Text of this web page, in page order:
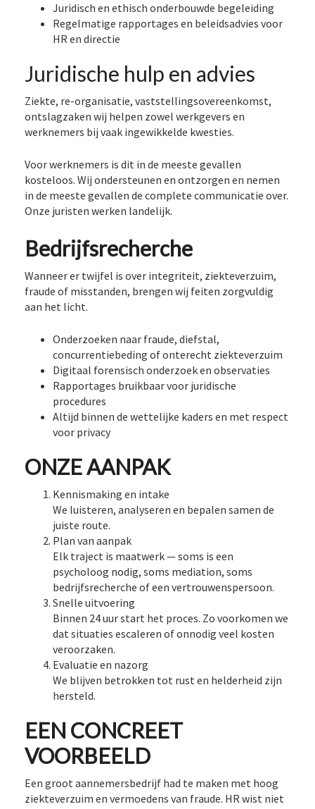
Juridisch en ethisch onderbouwde begeleiding
Regelmatige rapportages en beleidsadvies voor
HR en directie
Juridische hulp en advies
Ziekte, re-organisatie, vaststellingsovereenkomst,
ontslagzaken wij helpen zowel werkgevers en
werknemers bij vaak ingewikkelde kwesties.
Voor werknemers is dit in de meeste gevallen
kosteloos. Wij ondersteunen en ontzorgen en nemen
in de meeste gevallen de complete communicatie over.
Onze juristen werken landelijk.
Bedrijfsrecherche
Wanneer er twijfel is over integriteit, ziekteverzuim,
fraude of misstanden, brengen wij feiten zorgvuldig
aan het licht.
Onderzoeken naar fraude, diefstal,
concurrentiebeding of onterecht ziekteverzuim
Digitaal forensisch onderzoek en observaties
Rapportages bruikbaar voor juridische
procedures
Altijd binnen de wettelijke kaders en met respect
voor privacy
ONZE AANPAK
Kennismaking en intake
We luisteren, analyseren en bepalen samen de
juiste route.
Plan van aanpak
Elk traject is maatwerk — soms is een
psycholoog nodig, soms mediation, soms
bedrijfsrecherche of een vertrouwenspersoon.
Snelle uitvoering
Binnen 24 uur start het proces. Zo voorkomen we
dat situaties escaleren of onnodig veel kosten
veroorzaken.
Evaluatie en nazorg
We blijven betrokken tot rust en helderheid zijn
hersteld.
EEN CONCREET
VOORBEELD
Een groot aannemersbedrijf had te maken met hoog
ziekteverzuim en vermoedens van fraude. HR wist niet